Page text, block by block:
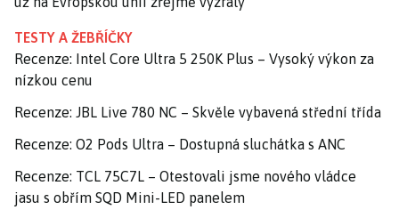
TESTY A ŽEBŘÍČKY
Recenze: Intel Core Ultra 5 250K Plus – Vysoký výkon za
nízkou cenu
Recenze: JBL Live 780 NC – Skvěle vybavená střední třída
Recenze: O2 Pods Ultra – Dostupná sluchátka s ANC
Recenze: TCL 75C7L – Otestovali jsme nového vládce
jasu s obřím SQD Mini-LED panelem